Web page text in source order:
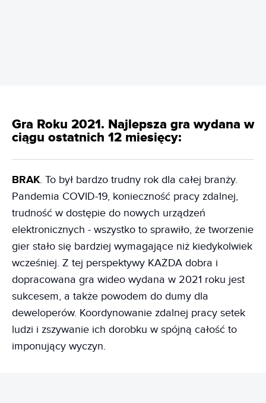
Gra Roku 2021. Najlepsza gra wydana w
ciągu ostatnich 12 miesięcy:
BRAK. To był bardzo trudny rok dla całej branży.
Pandemia COVID-19, konieczność pracy zdalnej,
trudność w dostępie do nowych urządzeń
elektronicznych - wszystko to sprawiło, że tworzenie
gier stało się bardziej wymagające niż kiedykolwiek
wcześniej. Z tej perspektywy KAŻDA dobra i
dopracowana gra wideo wydana w 2021 roku jest
sukcesem, a także powodem do dumy dla
deweloperów. Koordynowanie zdalnej pracy setek
ludzi i zszywanie ich dorobku w spójną całość to
imponujący wyczyn.